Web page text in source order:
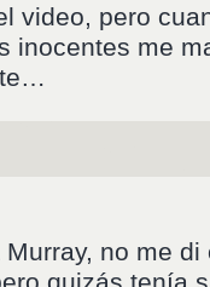
video, pero
inocentes me
no me